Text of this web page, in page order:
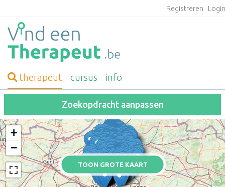
Registreren
therapeut cursus info
Zoekopdracht aanpassen
TOON GROTE KAART
+
−